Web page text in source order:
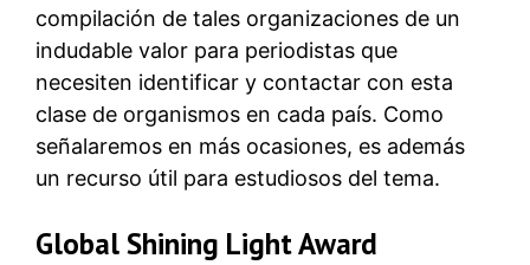
compilación de tales organizaciones de un
indudable valor para periodistas que
necesiten identificar y contactar con esta
clase de organismos en cada país. Como
señalaremos en más ocasiones, es además
un recurso útil para estudiosos del tema.
Global Shining Light Award